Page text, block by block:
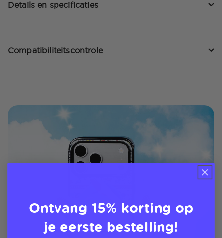
Details en specificaties
Compatibiliteitscontrole
Ontvang 15% korting op
je eerste bestelling!